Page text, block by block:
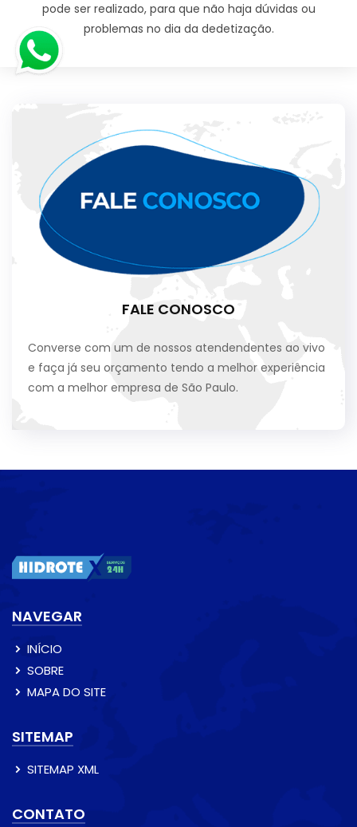
pode ser realizado, para que não haja dúvidas ou
problemas no dia da dedetização.
FALE CONOSCO
Converse com um de nossos atendendentes ao vivo
e faça já seu orçamento tendo a melhor experiência
com a melhor empresa de São Paulo.
NAVEGAR
INÍCIO
SOBRE
MAPA DO SITE
SITEMAP
SITEMAP XML
CONTATO